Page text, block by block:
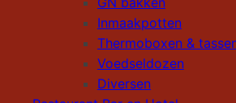
Inmaakpotten
Thermoboxen &
Voedseldozen
Diversen